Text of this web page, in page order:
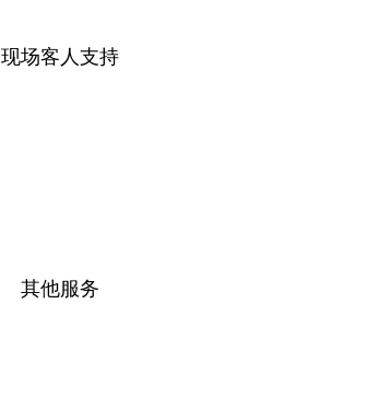
现场客人支持
其他服务